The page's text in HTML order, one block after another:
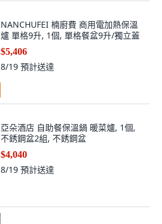
NANCHUFEI 楠廚費 商用電加熱保溫
爐 單格9升, 1個, 單格餐盆9升/獨立蓋
$5,406
8/19 預計送達
亞朵酒店 自助餐保溫鍋 暖菜爐, 1個,
不銹鋼盆2組, 不銹鋼盆
$4,040
8/19 預計送達